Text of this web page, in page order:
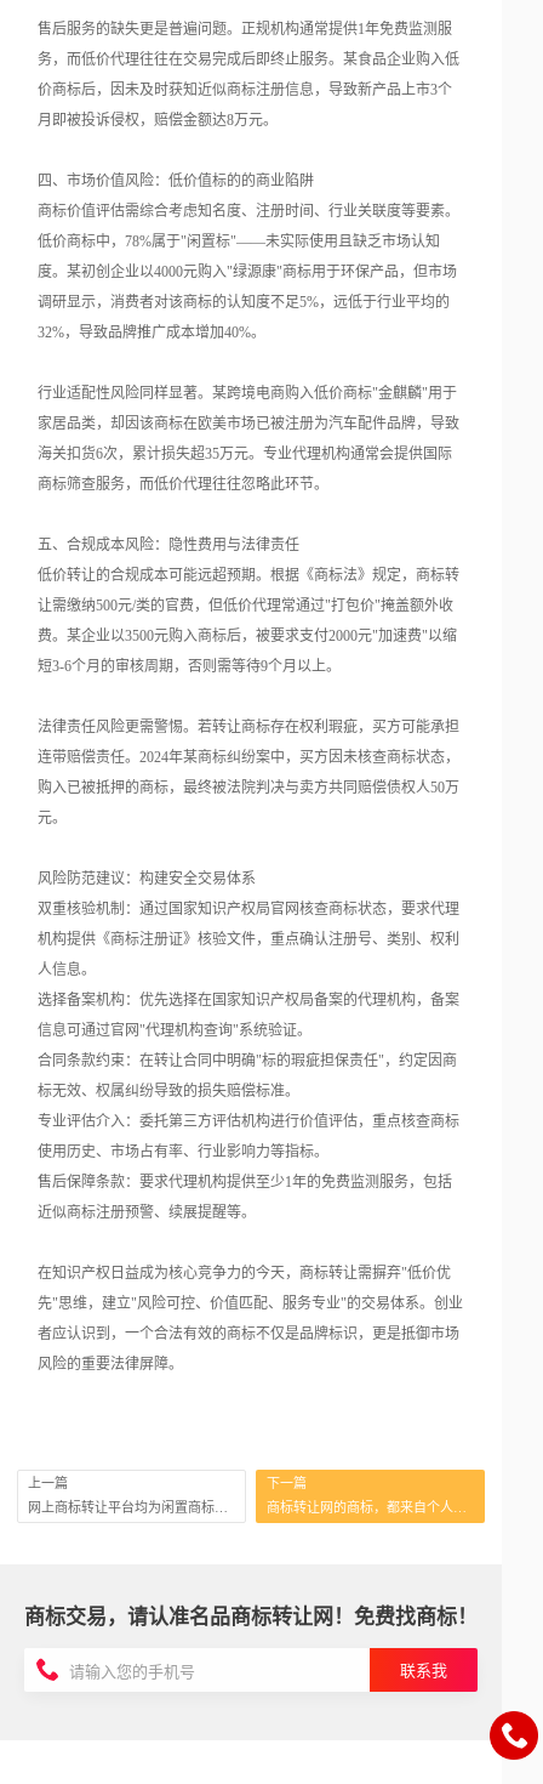
售后服务的缺失更是普遍问题。正规机构通常提供1年免费监测服
务，而低价代理往往在交易完成后即终止服务。某食品企业购入低
价商标后，因未及时获知近似商标注册信息，导致新产品上市3个
月即被投诉侵权，赔偿金额达8万元。
四、市场价值风险：低价值标的的商业陷阱
商标价值评估需综合考虑知名度、注册时间、行业关联度等要素。
低价商标中，78%属于"闲置标"——未实际使用且缺乏市场认知
度。某初创企业以4000元购入"绿源康"商标用于环保产品，但市场
调研显示，消费者对该商标的认知度不足5%，远低于行业平均的
32%，导致品牌推广成本增加40%。
行业适配性风险同样显著。某跨境电商购入低价商标"金麒麟"用于
家居品类，却因该商标在欧美市场已被注册为汽车配件品牌，导致
海关扣货6次，累计损失超35万元。专业代理机构通常会提供国际
商标筛查服务，而低价代理往往忽略此环节。
五、合规成本风险：隐性费用与法律责任
低价转让的合规成本可能远超预期。根据《商标法》规定，商标转
让需缴纳500元/类的官费，但低价代理常通过"打包价"掩盖额外收
费。某企业以3500元购入商标后，被要求支付2000元"加速费"以缩
短3-6个月的审核周期，否则需等待9个月以上。
法律责任风险更需警惕。若转让商标存在权利瑕疵，买方可能承担
连带赔偿责任。2024年某商标纠纷案中，买方因未核查商标状态，
购入已被抵押的商标，最终被法院判决与卖方共同赔偿债权人50万
元。
风险防范建议：构建安全交易体系
双重核验机制：通过国家知识产权局官网核查商标状态，要求代理
机构提供《商标注册证》核验文件，重点确认注册号、类别、权利
人信息。
选择备案机构：优先选择在国家知识产权局备案的代理机构，备案
信息可通过官网"代理机构查询"系统验证。
合同条款约束：在转让合同中明确"标的瑕疵担保责任"，约定因商
标无效、权属纠纷导致的损失赔偿标准。
专业评估介入：委托第三方评估机构进行价值评估，重点核查商标
使用历史、市场占有率、行业影响力等指标。
售后保障条款：要求代理机构提供至少1年的免费监测服务，包括
近似商标注册预警、续展提醒等。
在知识产权日益成为核心竞争力的今天，商标转让需摒弃"低价优
先"思维，建立"风险可控、价值匹配、服务专业"的交易体系。创业
者应认识到，一个合法有效的商标不仅是品牌标识，更是抵御市场
风险的重要法律屏障。
上一篇
下一篇
商标交易，请认准名品商标转让网！免费找商标！
联系我